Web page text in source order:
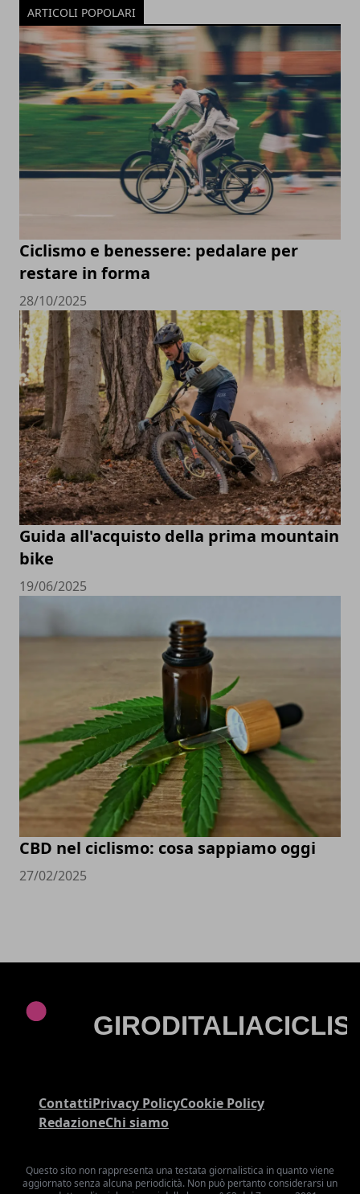
ARTICOLI POPOLARI
Ciclismo e benessere: pedalare per
restare in forma
28/10/2025
Guida all'acquisto della prima mountain
bike
19/06/2025
CBD nel ciclismo: cosa sappiamo oggi
27/02/2025
ContattiPrivacy PolicyCookie Policy
RedazioneChi siamo
Questo sito non rappresenta una testata giornalistica in quanto viene
aggiornato senza alcuna periodicità. Non può pertanto considerarsi un